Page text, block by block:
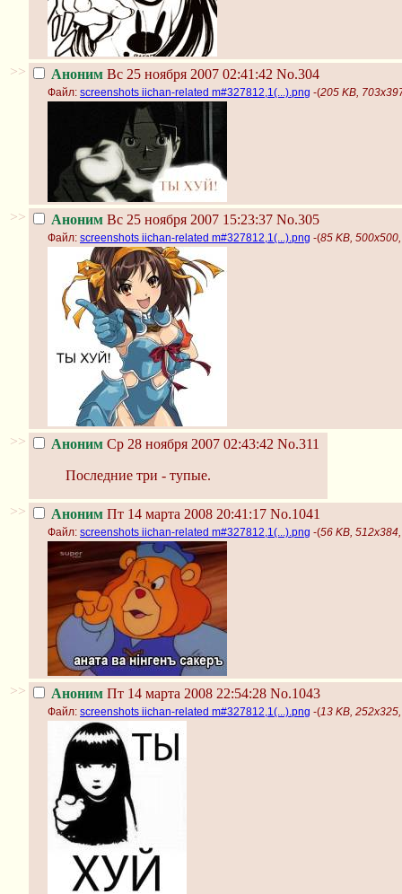
>> Аноним Вс 25 ноября 2007 02:41:42 No.304
Файл: screenshots iichan-related m#327812,1(...).png -(205 KB,
>> Аноним Вс 25 ноября 2007 15:23:37 No.305
Файл: screenshots iichan-related m#327812,1(...).png -(85 KB,
>> Аноним Ср 28 ноября 2007 02:43:42 No.311
Последние три - тупые.
>> Аноним Пт 14 марта 2008 20:41:17 No.1041
Файл: screenshots iichan-related m#327812,1(...).png -(56 KB,
>> Аноним Пт 14 марта 2008 22:54:28 No.1043
Файл: screenshots iichan-related m#327812,1(...).png -(13 KB,